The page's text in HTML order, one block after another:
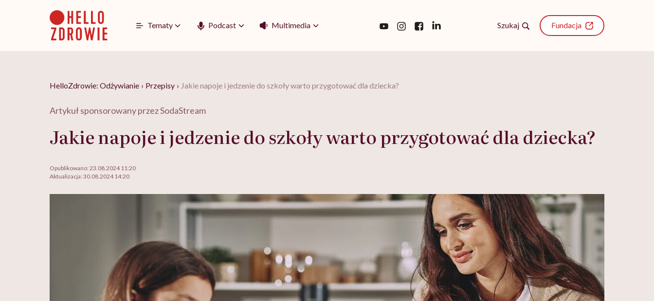
Tematy Podcast Multimedia Szukaj Fundacja
HelloZdrowie: Odżywianie › Przepisy › Jakie napoje i jedzenie do szkoły warto przygotować dla dziecka?
Artykuł sponsorowany przez SodaStream
Jakie napoje i jedzenie do szkoły warto przygotować dla dziecka?
Opublikowano: 23.08.2024 11:20
Aktualizacja: 30.08.2024 14:20